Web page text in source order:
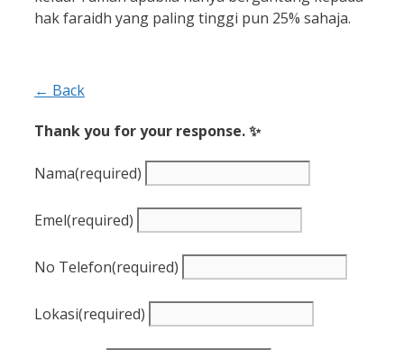
hak faraidh yang paling tinggi pun 25% sahaja.
← Back
Thank you for your response. ✨
Nama(required)
Emel(required)
No Telefon(required)
Lokasi(required)